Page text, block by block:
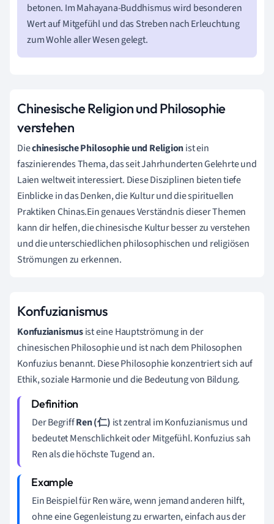
betonen. Im Mahayana-Buddhismus wird besonderen
Wert auf Mitgefühl und das Streben nach Erleuchtung
zum Wohle aller Wesen gelegt.
Chinesische Religion und Philosophie
verstehen
Diechinesische Philosophie und Religionist ein
faszinierendes Thema, das seit Jahrhunderten Gelehrte und
Laien weltweit interessiert. Diese Disziplinen bieten tiefe
Einblicke in das Denken, die Kultur und die spirituellen
Praktiken Chinas.Ein genaues Verständnis dieser Themen
kann dir helfen, die chinesische Kultur besser zu verstehen
und die unterschiedlichen philosophischen und religiösen
Strömungen zu erkennen.
Konfuzianismus
Konfuzianismusist eine Hauptströmung in der
chinesischen Philosophie und ist nach dem Philosophen
Konfuzius benannt. Diese Philosophie konzentriert sich auf
Ethik, soziale Harmonie und die Bedeutung von Bildung.
Der BegriffRen (仁) ist zentral im Konfuzianismus und
bedeutet Menschlichkeit oder Mitgefühl. Konfuzius sah
Ren als die höchste Tugend an.
Ein Beispiel für Ren wäre, wenn jemand anderen hilft,
ohne eine Gegenleistung zu erwarten, einfach aus der